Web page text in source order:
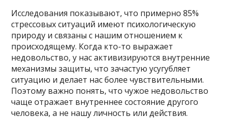
Исследования показывают, что примерно 85%
стрессовых ситуаций имеют психологическую
природу и связаны с нашим отношением к
происходящему. Когда кто-то выражает
недовольство, у нас активизируются внутренние
механизмы защиты, что зачастую усугубляет
ситуацию и делает нас более чувствительными.
Поэтому важно понять, что чужое недовольство
чаще отражает внутреннее состояние другого
человека, а не нашу личность или действия.